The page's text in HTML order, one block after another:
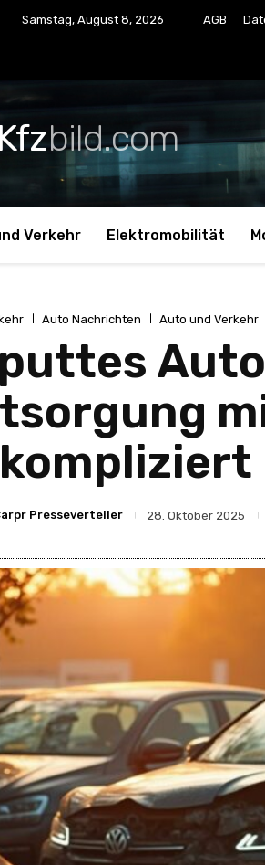
Samstag, August 8, 2026 AGB
Kfzbild.com
Verkehr Elektromobilität
Auto Nachrichten Auto und Verkehr
Presseverteiler 28. Oktober 2025